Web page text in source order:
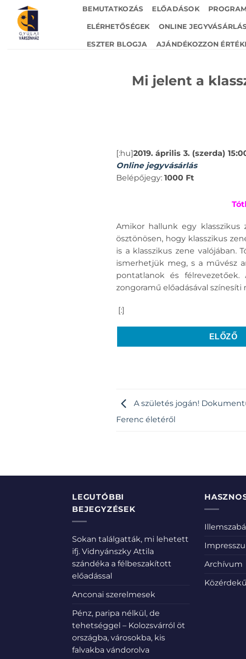
content
BEMUTATKOZÁS ELŐADÁSOK
ELÉRHETŐSÉGEK
ONLINE
ESZTER BLOGJA
AJÁNDÉKOZZON
Mi jelent a
[:hu]2019. április 3. (szerda)
Online jegyvásárlás
Belépőjegy: 1000 Ft
Amikor hallunk egy
ösztönösen, hogy klasszikus
is a klasszikus zene valójában.
ismerhetjük meg, s a művész
pontatlanok és
zongoramű előadásával színesíti
[:]
ELŐZŐ
A születés jogán!
Ferenc életéről
LEGUTÓBBI
BEJEGYZÉSEK
Sokan találgatták, mi lehetett
ifj. Vidnyánszky Attila
szándéka a félbeszakított
előadással
Anconai szerelmesek
Pénz, paripa nélkül, de
tehetséggel – Kolozsvárról öt
országba, városokba, kis
falvakba vándorolva
Archívum